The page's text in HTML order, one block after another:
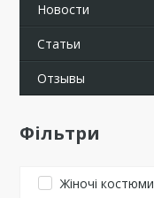
Новости
Статьи
Отзывы
Фільтри
Жіночі костюми